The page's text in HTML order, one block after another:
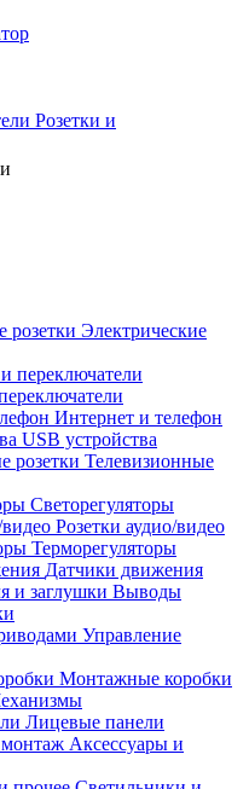
Розетки и
Электрические
Интернет и телефон
USB устройства
Телевизионные
Светорегуляторы
Розетки аудио/видео
Терморегуляторы
Датчики движения
Выводы
Управление
Монтажные коробки
Лицевые панели
Аксессуары и